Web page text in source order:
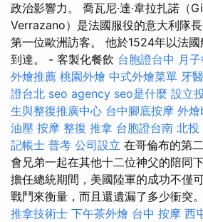
政治影響力。 喬瓦尼·達·韋拉扎諾（
Verrazano）是法國服役的意大利隊
第一位歐洲訪客。 他於1524年以法
到達。 - 客製化餐飲 台胞證台中 月
外燴推薦 桃園外燴 中式外燴菜單 牙醫
證台北 seo agency seo是什麼 設立
生與整復推廣中心 台中腳底按摩 外
油壓 按摩 整復 推拿 台胞證台南 北投
記帳士 普考 公司設立 在哥倫布的第
會兄弟一起在其他十二位神父的陪同
擔任總統期間，美國陸軍的成功不僅
戰鬥來衡量，而且還遺漏了多少衝突。
推拿技術士 下午茶外燴 台中 按摩 西